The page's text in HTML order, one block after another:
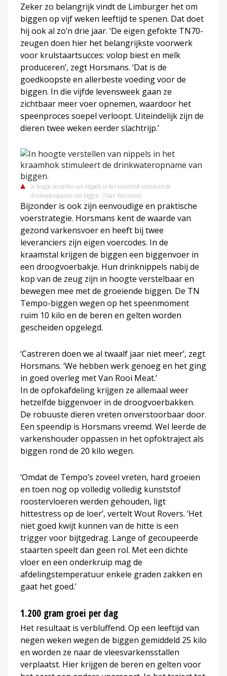
Zeker zo belangrijk vindt de Limburger het om
biggen op vijf weken leeftijd te spenen. Dat doet
hij ook al zo’n drie jaar. ‘De eigen gefokte TN70-
zeugen doen hier het belangrijkste voorwerk
voor krulstaartsucces: volop biest en melk
produceren’, zegt Horsmans. ‘Dat is de
goedkoopste en allerbeste voeding voor de
biggen. In die vijfde levensweek gaan ze
zichtbaar meer voer opnemen, waardoor het
speenproces soepel verloopt. Uiteindelijk zijn de
dieren twee weken eerder slachtrijp.’
In hoogte verstellen van nippels in het kraamhok stimuleert de
drinkwateropname van biggen. (Twan Wiermans)
Bijzonder is ook zijn eenvoudige en praktische
voerstrategie. Horsmans kent de waarde van
gezond varkensvoer en heeft bij twee
leveranciers zijn eigen voercodes. In de
kraamstal krijgen de biggen een biggenvoer in
een droogvoerbakje. Hun drinknippels nabij de
kop van de zeug zijn in hoogte verstelbaar en
bewegen mee met de groeiende biggen. De TN
Tempo-biggen wegen op het speenmoment
ruim 10 kilo en de beren en gelten worden
gescheiden opgelegd.
‘Castreren doen we al twaalf jaar niet meer’, zegt
Horsmans. ‘We hebben werk genoeg en het ging
in goed overleg met Van Rooi Meat.’
In de opfokafdeling krijgen ze allemaal weer
hetzelfde biggenvoer in de droogvoerbakken.
De robuuste dieren vreten onverstoorbaar door.
Een speendip is Horsmans vreemd. Wel leerde de
varkenshouder oppassen in het opfoktraject als
biggen rond de 20 kilo wegen.
‘Omdat de Tempo’s zoveel vreten, hard groeien
en toen nog op volledig volledig kunststof
roostervloeren werden gehouden, ligt
hittestress op de loer’, vertelt Wout Rovers. ‘Het
niet goed kwijt kunnen van de hitte is een
trigger voor bijtgedrag. Lange of gecoupeerde
staarten speelt dan geen rol. Met een dichte
vloer en een onderkruip mag de
afdelingstemperatuur enkele graden zakken en
gaat het goed.’
1.200 gram groei per dag
Het resultaat is verbluffend. Op een leeftijd van
negen weken wegen de biggen gemiddeld 25 kilo
en worden ze naar de vleesvarkensstallen
verplaatst. Hier krijgen de beren en gelten voor